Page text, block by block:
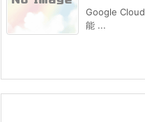
Google
能 ...